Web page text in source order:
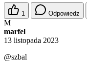
1 Odpowiedz
M
marfel
13 listopada 2023
@szbal